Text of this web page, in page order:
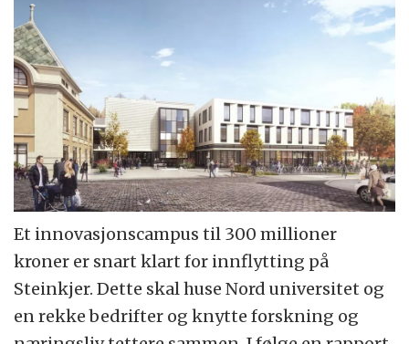
Et innovasjonscampus til 300 millioner
kroner er snart klart for innflytting på
Steinkjer. Dette skal huse Nord universitet og
en rekke bedrifter og knytte forskning og